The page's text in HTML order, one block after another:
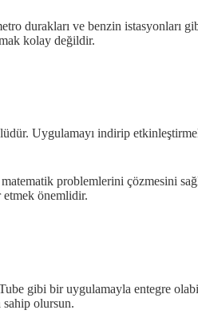
durakları ve benzin istasyonları
kolay değildir.
Uygulamayı indirip
matematik problemlerini çözmesini
etmek önemlidir.
gibi bir uygulamayla entegre
olursun.